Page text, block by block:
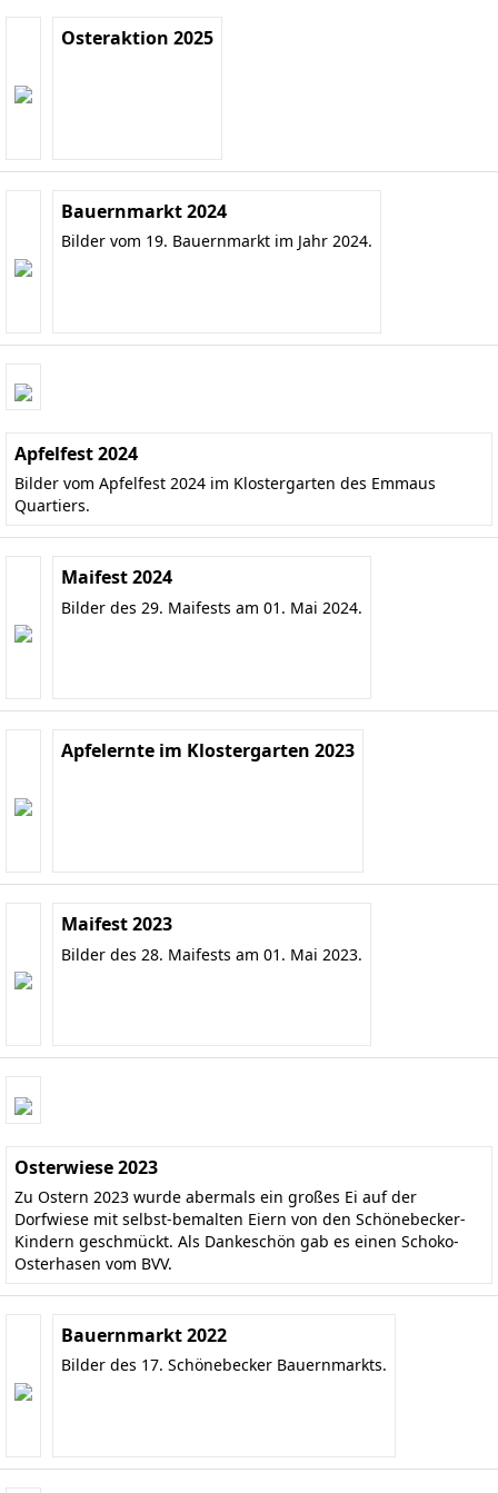
Osteraktion 2025
Bauernmarkt 2024
Bilder vom 19. Bauernmarkt im Jahr 2024.
Apfelfest 2024
Bilder vom Apfelfest 2024 im Klostergarten des Emmaus
Quartiers.
Maifest 2024
Bilder des 29. Maifests am 01. Mai 2024.
Apfelernte im Klostergarten 2023
Maifest 2023
Bilder des 28. Maifests am 01. Mai 2023.
Osterwiese 2023
Zu Ostern 2023 wurde abermals ein großes Ei auf der
Dorfwiese mit selbst-bemalten Eiern von den Schönebecker-
Kindern geschmückt. Als Dankeschön gab es einen Schoko-
Osterhasen vom BVV.
Bauernmarkt 2022
Bilder des 17. Schönebecker Bauernmarkts.